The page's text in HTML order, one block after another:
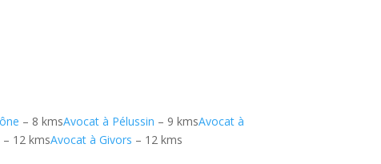
– 8 kmsAvocat à Pélussin – 9 kmsAvocat à
– 12 kmsAvocat à Givors – 12 kms